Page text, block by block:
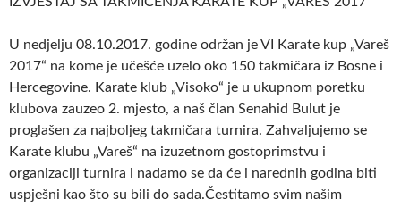
U nedjelju 08.10.2017. godine održan je VI Karate kup „Vareš
2017“ na kome je učešće uzelo oko 150 takmičara iz Bosne i
Hercegovine. Karate klub „Visoko“ je u ukupnom poretku
klubova zauzeo 2. mjesto, a naš član Senahid Bulut je
proglašen za najboljeg takmičara turnira. Zahvaljujemo se
Karate klubu „Vareš“ na izuzetnom gostoprimstvu i
organizaciji turnira i nadamo se da će i narednih godina biti
uspješni kao što su bili do sada.Čestitamo svim našim